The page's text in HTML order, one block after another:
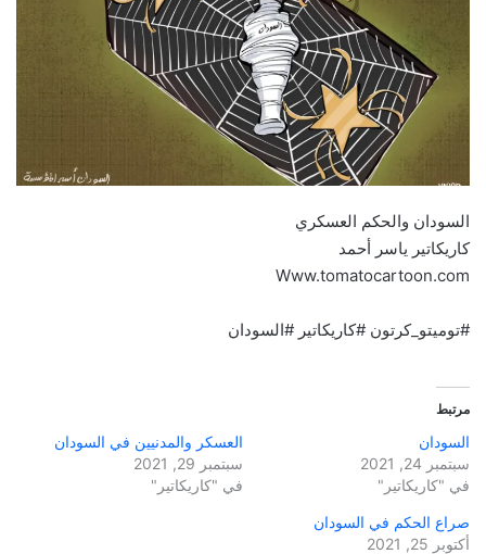
السودان والحكم العسكري
كاريكاتير ياسر أحمد
Www.tomatocartoon.com
#توميتو_كرتون #كاريكاتير #السودان
مرتبط
السودان
سبتمبر 24, 2021
في "كاريكاتير"
العسكر والمدنيين في السودان
سبتمبر 29, 2021
في "كاريكاتير"
صراع الحكم في السودان
أكتوبر 25, 2021